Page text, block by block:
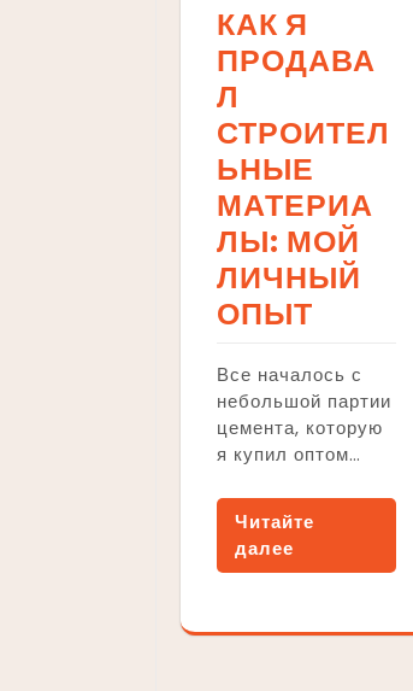
КАК Я
ПРОДАВА
Л
СТРОИТЕЛ
ЬНЫЕ
МАТЕРИА
ЛЫ: МОЙ
ЛИЧНЫЙ
ОПЫТ
Все началось с
небольшой партии
цемента, которую
я купил оптом…
Читайте
далее